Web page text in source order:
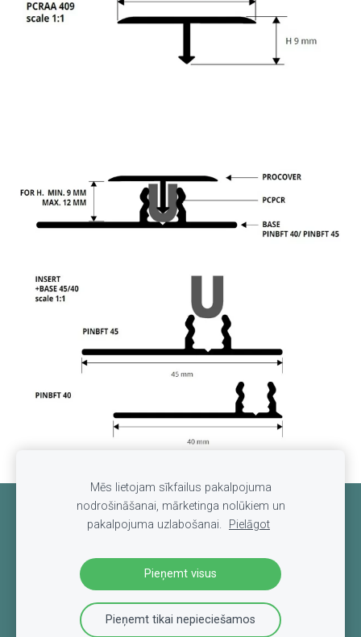
Sīkdatnes
Mēs lietojam sīkfailus pakalpojuma
nodrošināšanai, mārketinga nolūkiem un
pakalpojuma uzlabošanai.
Pielāgot
Pieņemt visus
Pieņemt tikai nepieciešamos